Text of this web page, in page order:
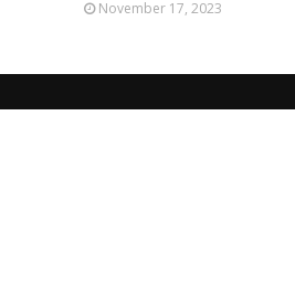
November 17, 2023